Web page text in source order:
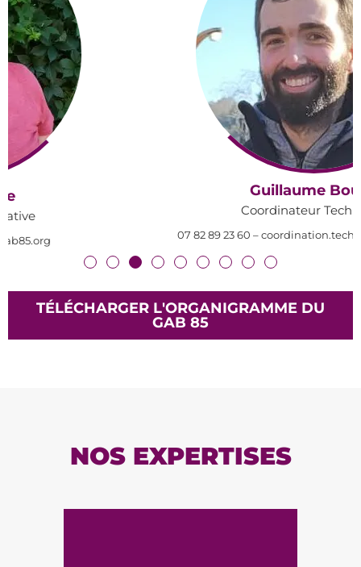
Coordinateur Technique
07 82 89 23 60 – coordination.technique@gab85.org
TÉLÉCHARGER L'ORGANIGRAMME DU
GAB 85
NOS EXPERTISES